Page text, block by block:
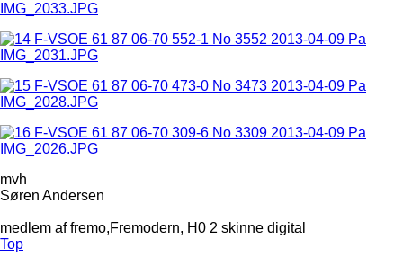
mvh
Søren Andersen
medlem af fremo,Fremodern, H0 2 skinne digital
Top